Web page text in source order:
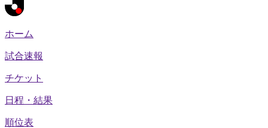
ホーム
試合速報
チケット
日程・結果
順位表